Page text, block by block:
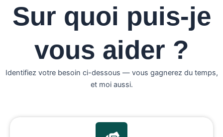
Sur quoi puis-je
vous aider ?
Identifiez votre besoin ci-dessous — vous gagnerez du temps,
et moi aussi.